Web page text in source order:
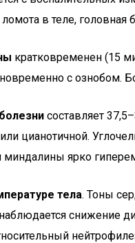
в теле,
кратковременен (15
с ознобом.
составляет
цианотичной.
ярко
тела. Тоны
снижение